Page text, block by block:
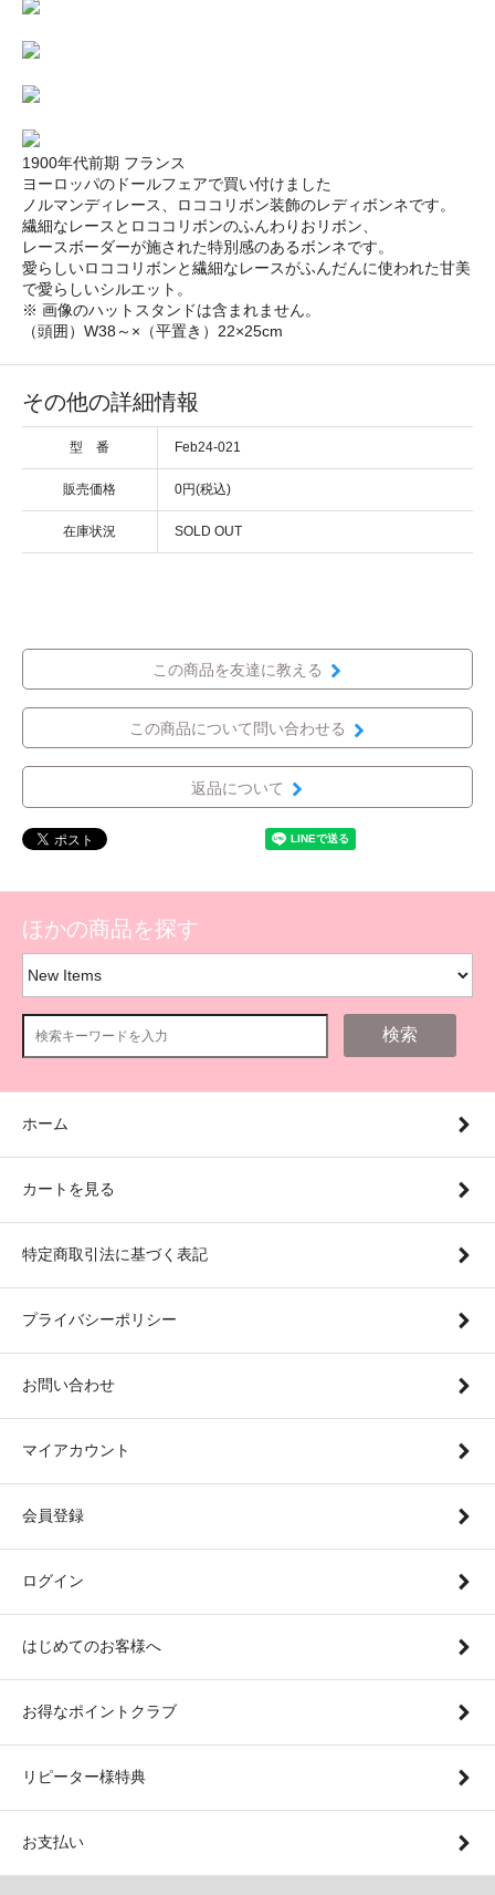
1900年代前期 フランス
ヨーロッパのドールフェアで買い付けました
ノルマンディレース、ロココリボン装飾のレディボンネです。
繊細なレースとロココリボンのふんわりおリボン、
レースボーダーが施された特別感のあるボンネです。
愛らしいロココリボンと繊細なレースがふんだんに使われた甘美
で愛らしいシルエット。
※ 画像のハットスタンドは含まれません。
（頭囲）W38～×（平置き）22×25cm
その他の詳細情報
型 番 Feb24-021
販売価格 0円(税込)
在庫状況 SOLD OUT
この商品を友達に教える
この商品について問い合わせる
返品について
ほかの商品を探す
検索
ホーム
カートを見る
特定商取引法に基づく表記
プライバシーポリシー
お問い合わせ
マイアカウント
会員登録
ログイン
はじめてのお客様へ
お得なポイントクラブ
リピーター様特典
お支払い